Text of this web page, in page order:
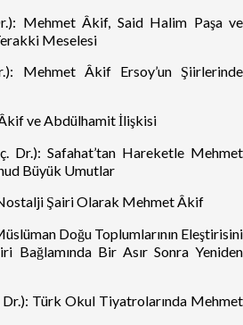
Mehmet Âkif, Said Halim Paşa ve
Meselesi
Mehmet Âkif Ersoy’un Şiirlerinde
ve Abdülhamit İlişkisi
Dr.): Safahat’tan Hareketle Mehmet
Büyük Umutlar
Şairi Olarak Mehmet Âkif
Doğu Toplumlarının Eleştirisini
Bağlamında Bir Asır Sonra Yeniden
Dr.): Türk Okul Tiyatrolarında Mehmet